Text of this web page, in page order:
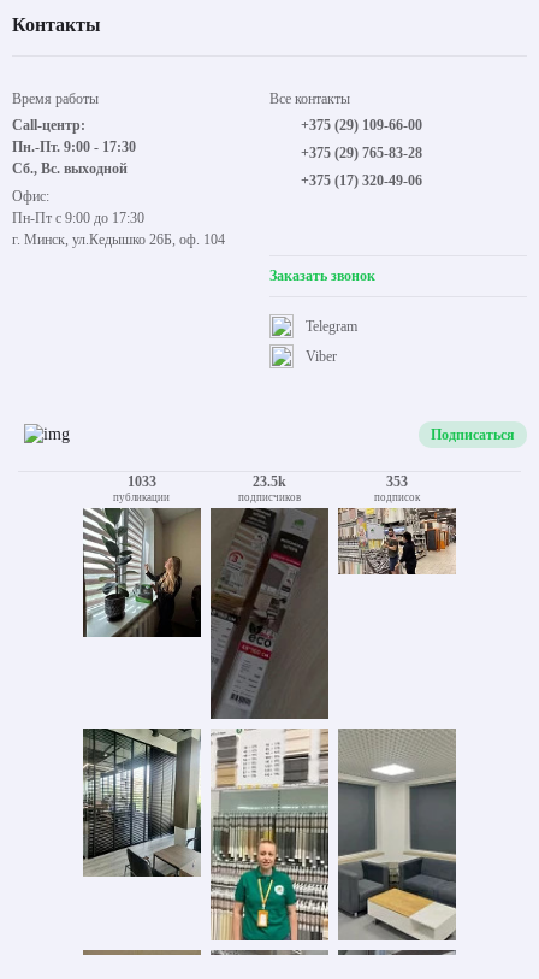
Контакты
Время работы
Call-центр:
Пн.-Пт. 9:00 - 17:30
Сб., Вс. выходной
Офис:
Пн-Пт с 9:00 до 17:30
г. Минск, ул.Кедышко 26Б, оф. 104
Все контакты
+375 (29) 109-66-00
+375 (29) 765-83-28
+375 (17) 320-49-06
Заказать звонок
Viber
Telegram
Подписаться
1033
публикации
23.5k
подписчиков
353
подписок